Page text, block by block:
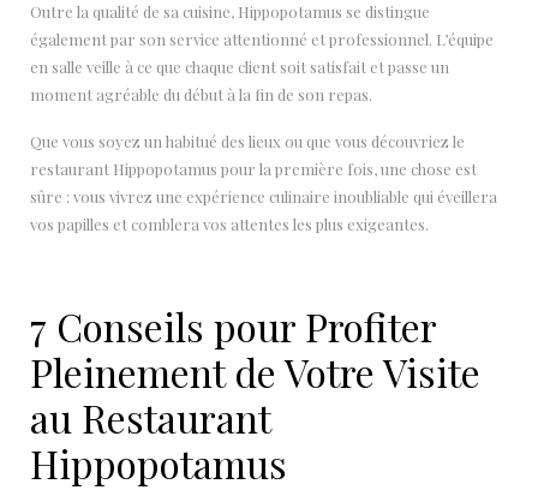
Outre la qualité de sa cuisine, Hippopotamus se distingue
également par son service attentionné et professionnel. L’équipe
en salle veille à ce que chaque client soit satisfait et passe un
moment agréable du début à la fin de son repas.
Que vous soyez un habitué des lieux ou que vous découvriez le
restaurant Hippopotamus pour la première fois, une chose est
sûre : vous vivrez une expérience culinaire inoubliable qui éveillera
vos papilles et comblera vos attentes les plus exigeantes.
7 Conseils pour Profiter
Pleinement de Votre Visite
au Restaurant
Hippopotamus